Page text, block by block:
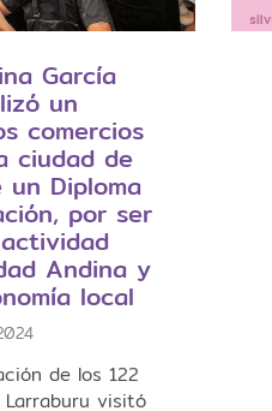
García
un
comercios
ciudad de
Diploma
por ser
Andina y
local
de los 122
Larraburu visitó